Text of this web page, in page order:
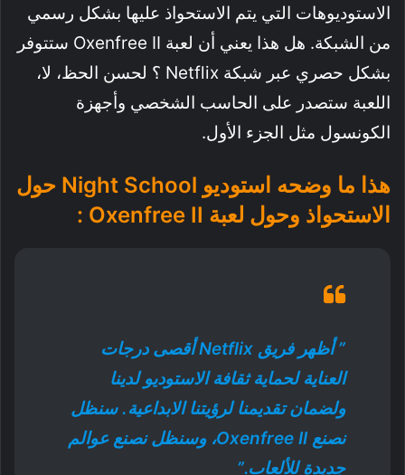
الاستوديوهات التي يتم الاستحواذ عليها بشكل رسمي
من الشبكة. هل هذا يعني أن لعبة Oxenfree II ستتوفر
بشكل حصري عبر شبكة Netflix ؟ لحسن الحظ، لا،
اللعبة ستصدر على الحاسب الشخصي وأجهزة
الكونسول مثل الجزء الأول.
هذا ما وضحه استوديو Night School حول
الاستحواذ وحول لعبة Oxenfree II :
” أظهر فريق Netflix أقصى درجات
العناية لحماية ثقافة الاستوديو لدينا
ولضمان تقديمنا لرؤيتنا الابداعية. سنظل
نصنع Oxenfree II، وسنظل نصنع عوالم
جديدة للألعاب.”